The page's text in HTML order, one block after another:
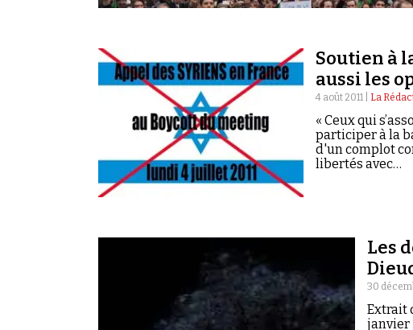
Soutien à
aussi les
4 août 2011 | La
« Ceux qui
participer à la
d'un complot
libertés avec…
Les
30
Extrait
janvier